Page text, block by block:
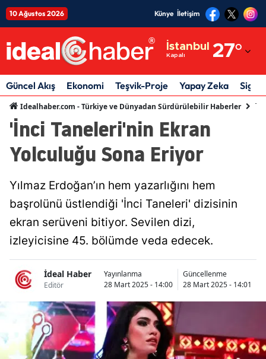
10 Ağustos 2026 Künye İletişim
İstanbul
Kapalı 27°
Adıyaman
Afyonkarahisar
Ağrı
Amasya
Ankara
Antalya
Artvin
Aydın
Bilecik
Bingöl
Bolu
Güncel Akış Ekonomi Teşvik-Proje Yapay Zeka
Idealhaber.com - Türkiye ve Dünyadan Sürdürülebilir Haberler
'İnci Taneleri'nin Ekran
Yolculuğu Sona Eriyor
Yılmaz Erdoğan’ın hem yazarlığını hem
başrolünü üstlendiği 'İnci Taneleri' dizisinin
ekran serüveni bitiyor. Sevilen dizi,
izleyicisine 45. bölümde veda edecek.
İdeal Haber
Editör
Yayınlanma
28 Mart 2025 - 14:00
Güncellenme
28 Mart 2025 - 14:01